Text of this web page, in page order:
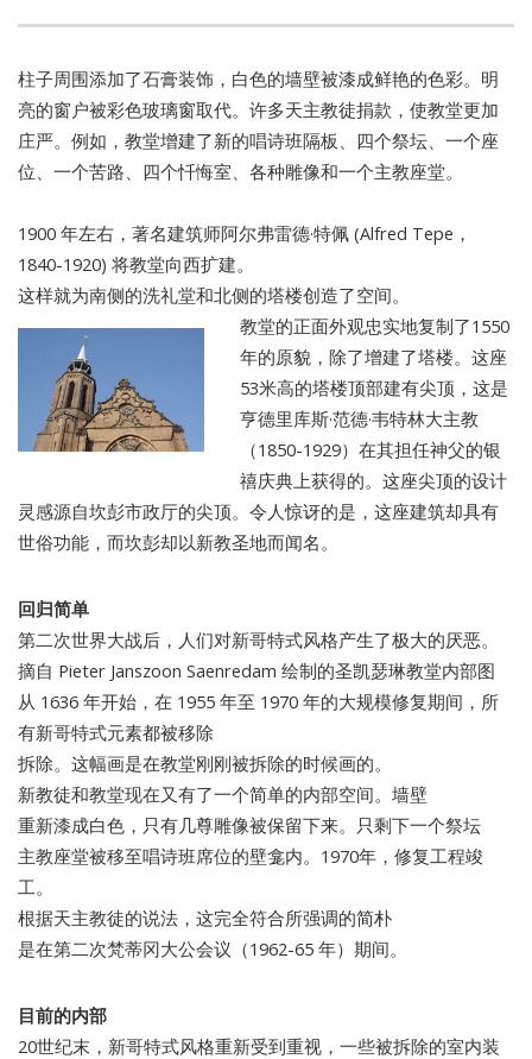
柱子周围添加了石膏装饰，白色的墙壁被漆成鲜艳的色彩。明
亮的窗户被彩色玻璃窗取代。许多天主教徒捐款，使教堂更加
庄严。例如，教堂增建了新的唱诗班隔板、四个祭坛、一个座
位、一个苦路、四个忏悔室、各种雕像和一个主教座堂。
1900 年左右，著名建筑师阿尔弗雷德·特佩 (Alfred Tepe，
1840-1920) 将教堂向西扩建。
这样就为南侧的洗礼堂和北侧的塔楼创造了空间。
教堂的正面外观忠实地复制了1550
年的原貌，除了增建了塔楼。这座
53米高的塔楼顶部建有尖顶，这是
亨德里库斯·范德·韦特林大主教
（1850-1929）在其担任神父的银
禧庆典上获得的。这座尖顶的设计
灵感源自坎彭市政厅的尖顶。令人惊讶的是，这座建筑却具有
世俗功能，而坎彭却以新教圣地而闻名。
回归简单
第二次世界大战后，人们对新哥特式风格产生了极大的厌恶。
摘自 Pieter Janszoon Saenredam 绘制的圣凯瑟琳教堂内部图
从 1636 年开始，在 1955 年至 1970 年的大规模修复期间，所
有新哥特式元素都被移除
拆除。这幅画是在教堂刚刚被拆除的时候画的。
新教徒和教堂现在又有了一个简单的内部空间。墙壁
重新漆成白色，只有几尊雕像被保留下来。只剩下一个祭坛
主教座堂被移至唱诗班席位的壁龛内。1970年，修复工程竣
工。
根据天主教徒的说法，这完全符合所强调的简朴
是在第二次梵蒂冈大公会议（1962-65 年）期间。
目前的内部
20世纪末，新哥特式风格重新受到重视，一些被拆除的室内装